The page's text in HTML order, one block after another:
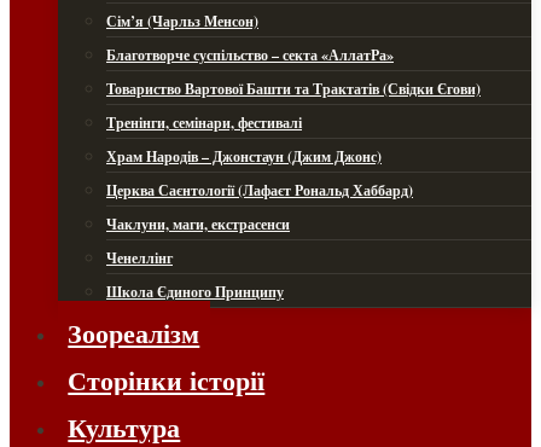
Сім’я (Чарльз Менсон)
Благотворче суспільство – секта «АллатРа»
Товариство Вартової Башти та Трактатів (Свідки Єгови)
Тренінги, семінари, фестивалі
Храм Народів – Джонстаун (Джим Джонс)
Церква Саєнтології (Лафаєт Рональд Хаббард)
Чаклуни, маги, екстрасенси
Ченеллінг
Школа Єдиного Принципу
Зоореалізм
Сторінки історії
Культура